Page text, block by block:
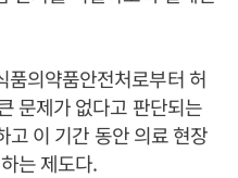
품의약품안전처로부터 허
문제가 없다고 판단되는
고 이 기간 동안 의료 현장
는 제도다.